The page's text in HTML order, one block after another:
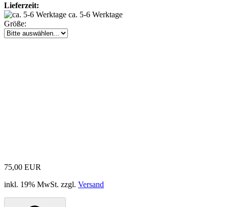
Lieferzeit:
ca. 5-6 Werktage
Größe:
75,00 EUR
inkl. 19% MwSt. zzgl. Versand